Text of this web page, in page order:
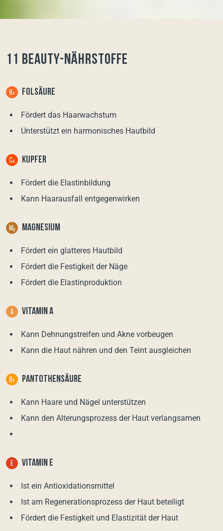
11 Beauty-Nährstoffe
FOLSÄURE
Fördert das Haarwachstum
Unterstützt ein harmonisches Hautbild
KUPFER
Fördert die Elastinbildung
Kann Haarausfall entgegenwirken
MAGNESIUM
Fördert ein glatteres Hautbild
Fördert die Festigkeit der Näge
Fördert die Elastinproduktion
VITAMIN А
Kann Dehnungstreifen und Akne vorbeugen
Kann die Haut nähren und den Teint ausgleichen
PANTOTHENSÄURE
Kann Haare und Nägel unterstützen
Kann den Alterungsprozess der Haut verlangsamen
VITAMIN Е
Ist ein Antioxidationsmittel
Ist am Regenerationsprozess der Haut beteiligt
Fördert die Festigkeit und Elastizität der Haut